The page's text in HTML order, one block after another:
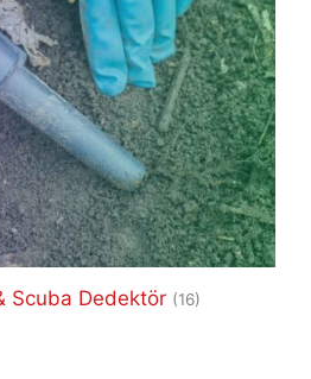
Scuba Dedektör (16)